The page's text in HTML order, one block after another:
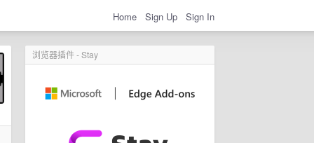
Home Sign Up Sign In
浏览器插件 - Stay